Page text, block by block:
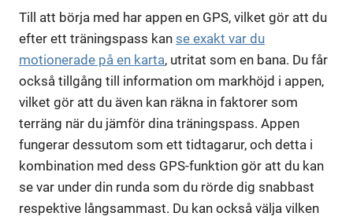
Till att börja med har appen en GPS, vilket gör att du
efter ett träningspass kan se exakt var du
motionerade på en karta, utritat som en bana. Du får
också tillgång till information om markhöjd i appen,
vilket gör att du även kan räkna in faktorer som
terräng när du jämför dina träningspass. Appen
fungerar dessutom som ett tidtagarur, och detta i
kombination med dess GPS-funktion gör att du kan
se var under din runda som du rörde dig snabbast
respektive långsammast. Du kan också välja vilken